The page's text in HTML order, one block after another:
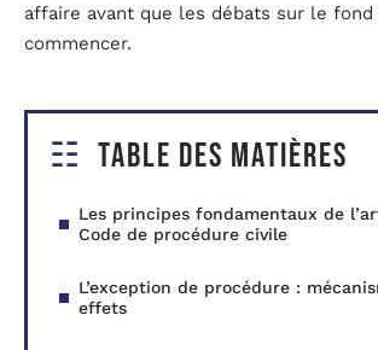
affaire avant que les débats sur le
commencer.
Table des matières
Les principes fondamentaux de
Code de procédure civile
L’exception de procédure :
effets